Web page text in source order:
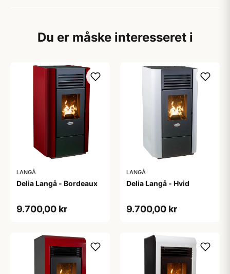
Du er måske interesseret i
LANGÅ
Delia Langå - Bordeaux
9.700,00 kr
LANGÅ
Delia Langå - Hvid
9.700,00 kr